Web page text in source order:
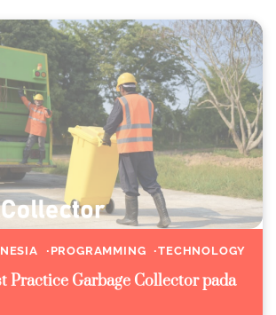
PROGRAMMING TECHNOLOGY
Practice Garbage Collector pada